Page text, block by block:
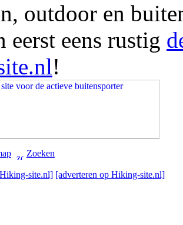
outdoor en
eerst eens rustig
!
Zoeken
site.nl] [adverteren op Hiking-site.nl]